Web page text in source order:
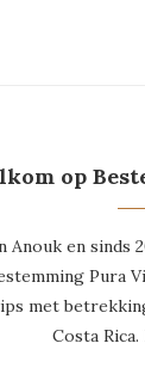
op
Anouk en sinds
Pura
met
Costa Rica.